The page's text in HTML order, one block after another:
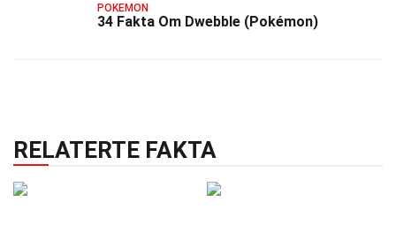
POKEMON
34 Fakta Om Dwebble (Pokémon)
RELATERTE FAKTA